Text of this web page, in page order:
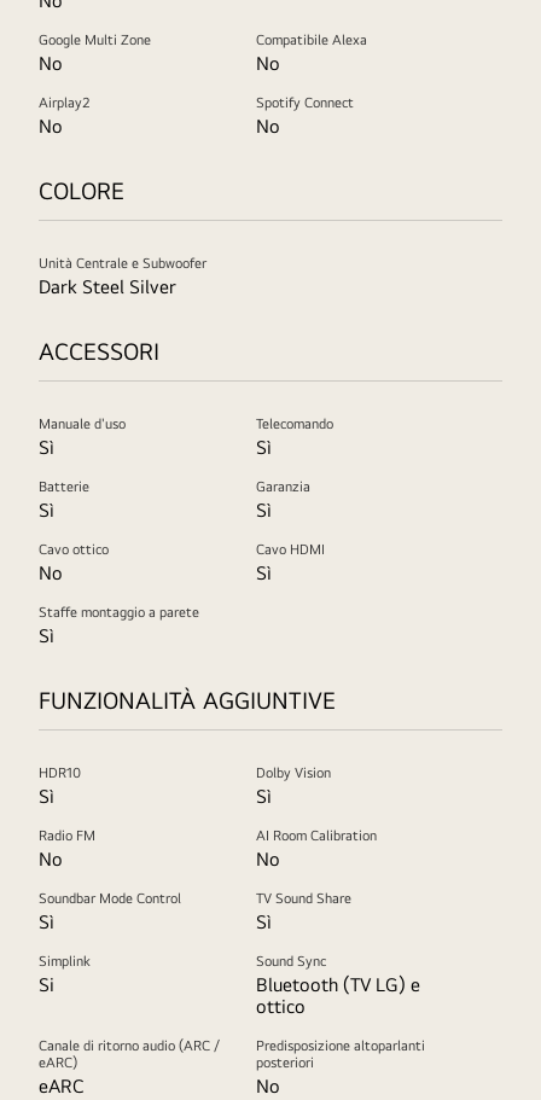
Google Multi Zone
No
Compatibile Alexa
No
Airplay2
No
Spotify Connect
No
COLORE
Unità Centrale e Subwoofer
Dark Steel Silver
ACCESSORI
Manuale d'uso
Sì
Telecomando
Sì
Batterie
Sì
Garanzia
Sì
Cavo ottico
No
Cavo HDMI
Sì
Staffe montaggio a parete
Sì
FUNZIONALITÀ AGGIUNTIVE
HDR10
Sì
Dolby Vision
Sì
Radio FM
No
AI Room Calibration
No
Soundbar Mode Control
Sì
TV Sound Share
Sì
Simplink
Si
Sound Sync
Bluetooth (TV LG) e
ottico
Canale di ritorno audio (ARC /
eARC)
eARC
Predisposizione altoparlanti
posteriori
No